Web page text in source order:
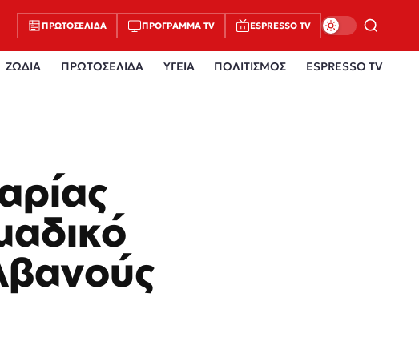
ΠΡΩΤΟΣΈΛΙΔΑ ΠΡΌΓΡΑΜΜΑ TV ESPRESSO TV
ΖΩΔΙΑ ΠΡΩΤΟΣΕΛΙΔΑ ΥΓΕΙΑ ΠΟΛΙΤΙΣΜΟΣ ESPRESSO TV